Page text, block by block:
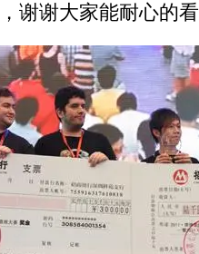
谢谢大家能耐心的